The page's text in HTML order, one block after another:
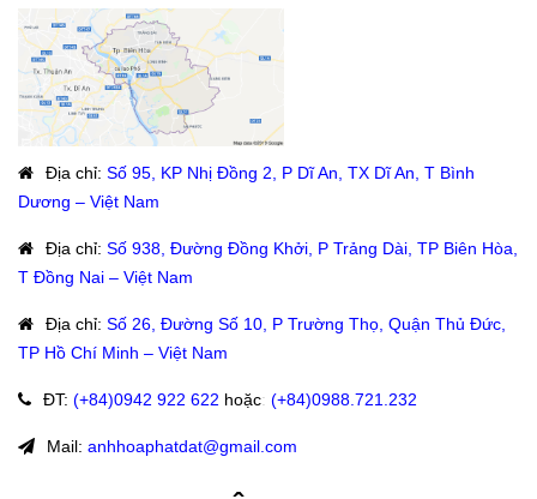
Địa chỉ: Số 95, KP Nhị Đồng 2, P Dĩ An, TX Dĩ An, T Bình
Dương – Việt Nam
Địa chỉ: Số 938, Đường Đồng Khởi, P Trảng Dài, TP Biên Hòa,
T Đồng Nai – Việt Nam
Địa chỉ: Số 26, Đường Số 10, P Trường Thọ, Quận Thủ Đức,
TP Hồ Chí Minh – Việt Nam
ĐT: (+84)0942 922 622 hoặc: (+84)0988.721.232
Mail: anhhoaphatdat@gmail.com